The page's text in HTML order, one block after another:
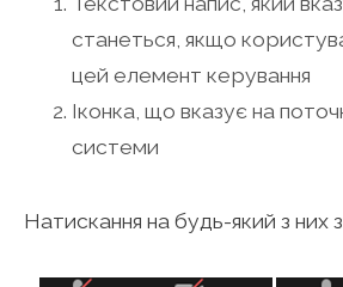
станеться, якщо
цей елемент керування
Іконка, що вказує на
системи
Натискання на будь-який з них